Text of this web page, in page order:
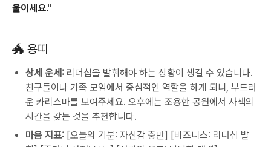
울이세요."
🐲 용띠
상세 운세: 리더십을 발휘해야 하는 상황이 생길 수 있습니다.
친구들이나 가족 모임에서 중심적인 역할을 하게 되니, 부드러
운 카리스마를 보여주세요. 오후에는 조용한 공원에서 사색의
시간을 갖는 것을 추천합니다.
마음 지표: [오늘의 기분: 자신감 충만] [비즈니스: 리더십 발